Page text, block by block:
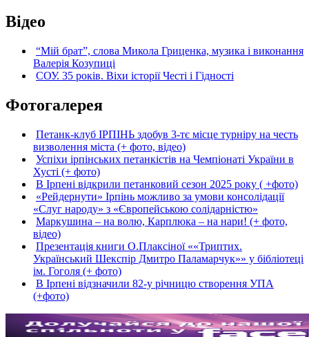
Відео
“Мій брат”, слова Микола Гриценка, музика і виконання
Валерія Козупиці
СОУ. 35 років. Віхи історії Честі і Гідності
Фотогалерея
Петанк-клуб ІРПІНЬ здобув 3-тє місце турніру на честь
визволення міста (+ фото, відео)
Успіхи ірпінських петанкістів на Чемпіонаті України в
Хусті (+ фото)
В Ірпені відкрили петанковий сезон 2025 року ( +фото)
«Рейдернути» Ірпінь можливо за умови консолідації
«Слуг народу» з «Європейською солідарністю»
Маркушина – на волю, Карплюка – на нари! (+ фото,
відео)
Презентація книги О.Плаксіної ««Триптих.
Український Шекспір Дмитро Паламарчук»» у бібліотеці
ім. Гоголя (+ фото)
В Ірпені відзначили 82-у річницю створення УПА
(+фото)